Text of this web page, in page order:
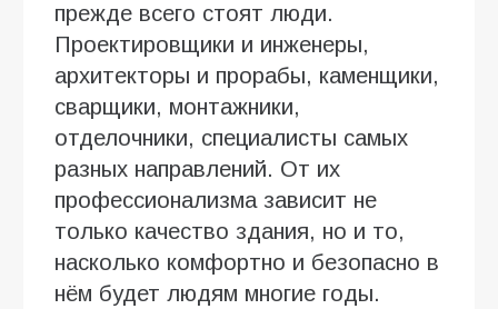
прежде всего стоят люди.
Проектировщики и инженеры,
архитекторы и прорабы, каменщики,
сварщики, монтажники,
отделочники, специалисты самых
разных направлений. От их
профессионализма зависит не
только качество здания, но и то,
насколько комфортно и безопасно в
нём будет людям многие годы.